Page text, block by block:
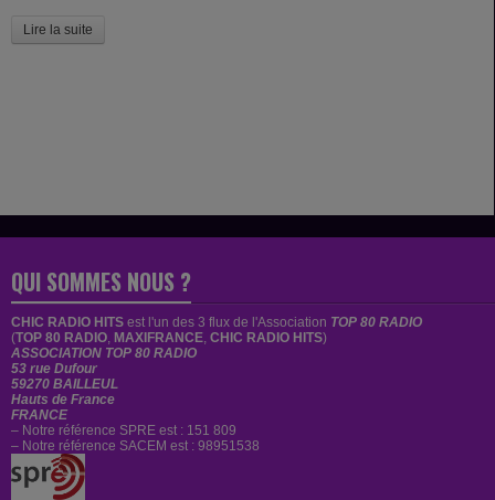
Lire la suite
QUI SOMMES NOUS ?
CHIC RADIO HITS est l'un des 3 flux de l'Association TOP 80 RADIO
(TOP 80 RADIO, MAXIFRANCE, CHIC RADIO HITS)
ASSOCIATION TOP 80 RADIO
53 rue Dufour
59270 BAILLEUL
Hauts de France
FRANCE
– Notre référence SPRE est : 151 809
– Notre référence SACEM est : 98951538